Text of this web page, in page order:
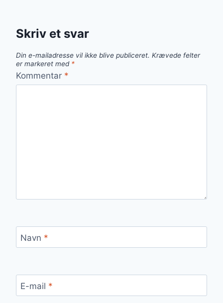
Skriv et svar
Din e-mailadresse vil ikke blive publiceret. Krævede felter
er markeret med *
Kommentar *
Navn *
E-mail *